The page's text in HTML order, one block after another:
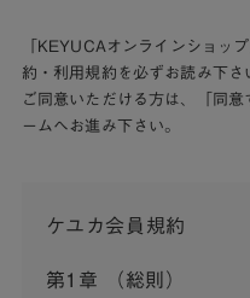
「KEYUCAオンラインショッ
約・利用規約を必ずお読み下さ
ご同意いただける方は、「同
ームへお進み下さい。
ケユカ会員規約
第1章 （総則）